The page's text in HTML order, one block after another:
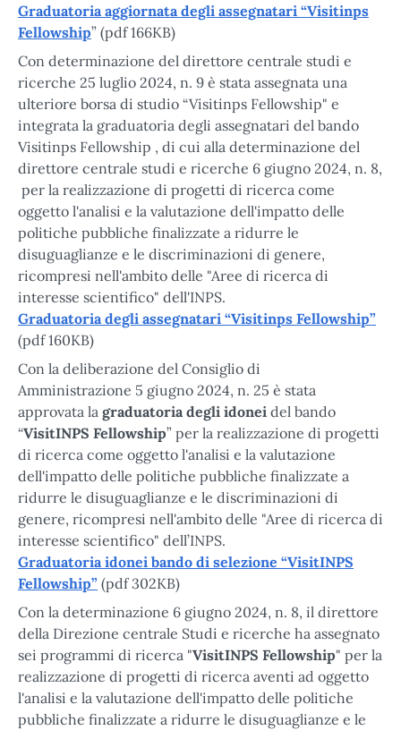
Graduatoria aggiornata degli assegnatari “Visitinps
Fellowship” (pdf 166KB)
Con determinazione del direttore centrale studi e
ricerche 25 luglio 2024, n. 9 è stata assegnata una
ulteriore borsa di studio “Visitinps Fellowship" e
integrata la graduatoria degli assegnatari del bando
Visitinps Fellowship , di cui alla determinazione del
direttore centrale studi e ricerche 6 giugno 2024, n. 8,
per la realizzazione di progetti di ricerca come
oggetto l'analisi e la valutazione dell'impatto delle
politiche pubbliche finalizzate a ridurre le
disuguaglianze e le discriminazioni di genere,
ricompresi nell'ambito delle "Aree di ricerca di
interesse scientifico" dell'INPS.
Graduatoria degli assegnatari “Visitinps Fellowship”
(pdf 160KB)
Con la deliberazione del Consiglio di
Amministrazione 5 giugno 2024, n. 25 è stata
approvata la graduatoria degli idonei del bando
“VisitINPS Fellowship” per la realizzazione di progetti
di ricerca come oggetto l'analisi e la valutazione
dell'impatto delle politiche pubbliche finalizzate a
ridurre le disuguaglianze e le discriminazioni di
genere, ricompresi nell'ambito delle "Aree di ricerca di
interesse scientifico" dell’INPS.
Graduatoria idonei bando di selezione “VisitINPS
Fellowship” (pdf 302KB)
Con la determinazione 6 giugno 2024, n. 8, il direttore
della Direzione centrale Studi e ricerche ha assegnato
sei programmi di ricerca "VisitINPS Fellowship" per la
realizzazione di progetti di ricerca aventi ad oggetto
l'analisi e la valutazione dell'impatto delle politiche
pubbliche finalizzate a ridurre le disuguaglianze e le